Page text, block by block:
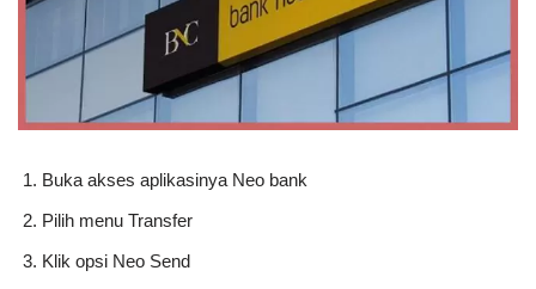
Buka akses aplikasinya Neo bank
Pilih menu Transfer
Klik opsi Neo Send